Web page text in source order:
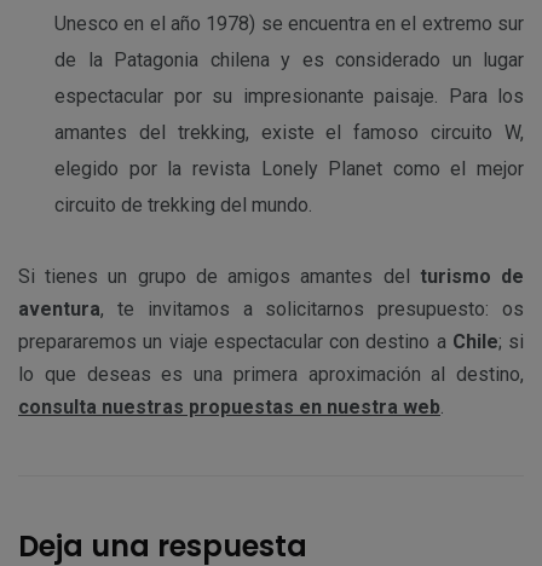
Unesco en el año 1978) se encuentra en el extremo sur
de la Patagonia chilena y es considerado un lugar
espectacular por su impresionante paisaje. Para los
amantes del trekking, existe el famoso circuito W,
elegido por la revista Lonely Planet como el mejor
circuito de trekking del mundo.
Si tienes un grupo de amigos amantes del turismo de
aventura, te invitamos a solicitarnos presupuesto: os
prepararemos un viaje espectacular con destino a Chile; si
lo que deseas es una primera aproximación al destino,
consulta nuestras propuestas en nuestra web
Deja una respuesta